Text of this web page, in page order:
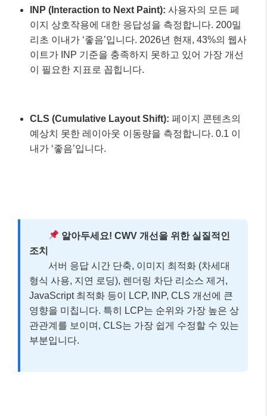
INP (Interaction to Next Paint): 사용자의 모든 페
이지 상호작용에 대한 응답성을 측정합니다. 200밀
리초 이내가 ‘좋음’입니다. 2026년 현재, 43%의 웹사
이트가 INP 기준을 충족하지 못하고 있어 가장 개선
이 필요한 지표로 꼽힙니다.
CLS (Cumulative Layout Shift): 페이지 콘텐츠의
예상치 못한 레이아웃 이동량을 측정합니다. 0.1 이
내가 ‘좋음’입니다.
알아두세요! CWV 개선을 위한 실질적인
조치
서버 응답 시간 단축, 이미지 최적화 (차세대
형식 사용, 지연 로딩), 렌더링 차단 리소스 제거,
JavaScript 최적화 등이 LCP, INP, CLS 개선에 큰
영향을 미칩니다. 특히 LCP는 순위와 가장 높은 상
관관계를 보이며, CLS는 가장 쉽게 수정할 수 있는
부분입니다.